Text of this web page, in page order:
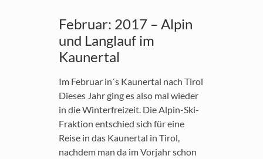
Februar: 2017 – Alpin
und Langlauf im
Kaunertal
Im Februar in´s Kaunertal nach Tirol
Dieses Jahr ging es also mal wieder
in die Winterfreizeit. Die Alpin-Ski-
Fraktion entschied sich für eine
Reise in das Kaunertal in Tirol,
nachdem man da im Vorjahr schon